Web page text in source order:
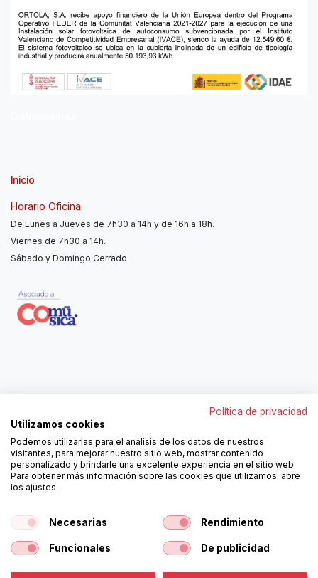
Inicio
Horario Oficina
De Lunes a Jueves de 7h30 a 14h y de 16h a 18h.
Viernes de 7h30 a 14h.
Sábado y Domingo Cerrado.
962250313
ortola@ortola-sa.es
Av. d'Albaida, s/n
46840 La Pobla del Duc (Valencia)
¡Síguenos!
Política de privacidad
Utilizamos cookies
Podemos utilizarlas para el análisis de los datos de nuestros
visitantes, para mejorar nuestro sitio web, mostrar contenido
personalizado y brindarle una excelente experiencia en el sitio web.
Para obtener más información sobre las cookies que utilizamos, abre
los ajustes.
Necesarias Rendimiento
Funcionales De publicidad